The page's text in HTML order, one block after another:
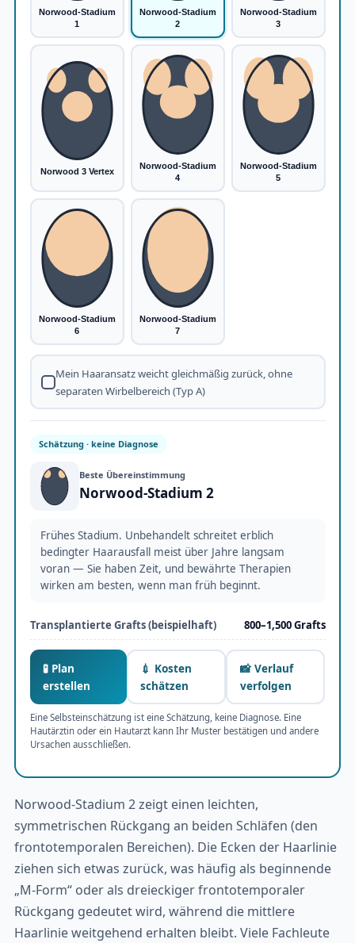
Norwood-Stadium
1
Norwood-Stadium
2
Norwood-Stadium
3
Norwood 3 Vertex
Norwood-Stadium
4
Norwood-Stadium
5
Norwood-Stadium
6
Norwood-Stadium
7
Mein Haaransatz weicht gleichmäßig zurück, ohne
separaten Wirbelbereich (Typ A)
Schätzung · keine Diagnose
Beste Übereinstimmung
Norwood-Stadium 2
Frühes Stadium. Unbehandelt schreitet erblich
bedingter Haarausfall meist über Jahre langsam
voran — Sie haben Zeit, und bewährte Therapien
wirken am besten, wenn man früh beginnt.
Transplantierte Grafts (beispielhaft) 800–1,500 Grafts
🧪 Plan
erstellen
💉 Kosten
schätzen
📸 Verlauf
verfolgen
Eine Selbsteinschätzung ist eine Schätzung, keine Diagnose. Eine
Hautärztin oder ein Hautarzt kann Ihr Muster bestätigen und andere
Ursachen ausschließen.
Norwood-Stadium 2 zeigt einen leichten,
symmetrischen Rückgang an beiden Schläfen (den
frontotemporalen Bereichen). Die Ecken der Haarlinie
ziehen sich etwas zurück, was häufig als beginnende
„M-Form“ oder als dreieckiger frontotemporaler
Rückgang gedeutet wird, während die mittlere
Haarlinie weitgehend erhalten bleibt. Viele Fachleute